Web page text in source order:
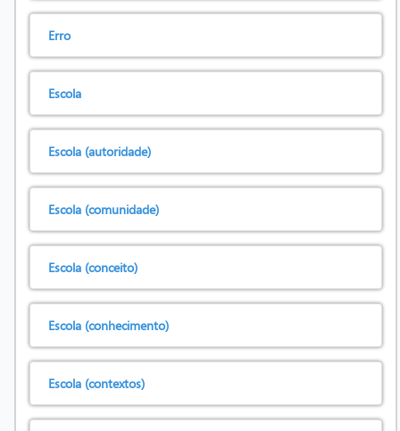
Erro
Escola
Escola (autoridade)
Escola (comunidade)
Escola (conceito)
Escola (conhecimento)
Escola (contextos)